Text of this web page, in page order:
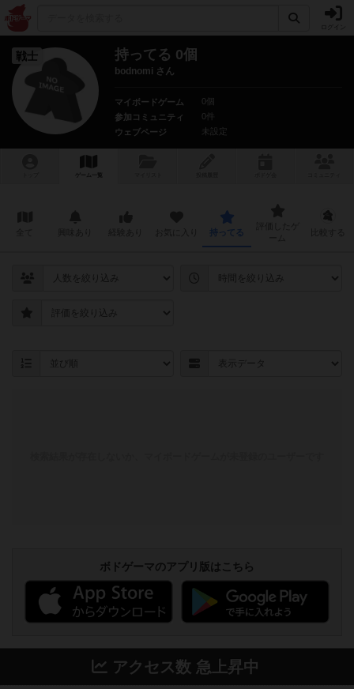
戦士 持ってる 0個
bodnomi さん
マイボードゲーム
0個
参加コミュニティ
0件
ウェブページ
未設定
ゲーム一覧
持ってる
ボドゲーマのアプリ版はこちら
アクセス数 急上昇中